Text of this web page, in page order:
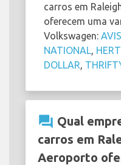
carros em
oferecem uma
Volkswagen: AVIS
NATIONAL
DOLLAR
question_answer Qual
carros em
Aeroporto